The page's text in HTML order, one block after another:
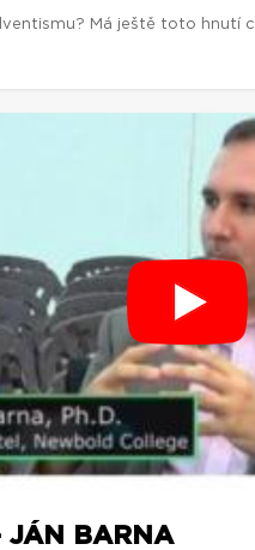
Má ještě toto hnutí
JÁN BARNA